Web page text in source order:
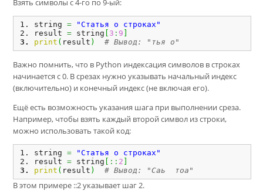
string =
"Статья о строках"
result = string 3 : 9
print ( result ) # Вывод: "тья о"
Важно помнить, что в Python индексация символов в строках
начинается с 0. В срезах нужно указывать начальный индекс
(включительно) и конечный индекс (не включая его).
Ещё есть возможность указания шага при выполнении среза.
Например, чтобы взять каждый второй символ из строки,
можно использовать такой код:
string =
"Статья о строках"
result = string :: 2
print ( result ) # Вывод: "Саь  тоа"
В этом примере ::2 указывает шаг 2.